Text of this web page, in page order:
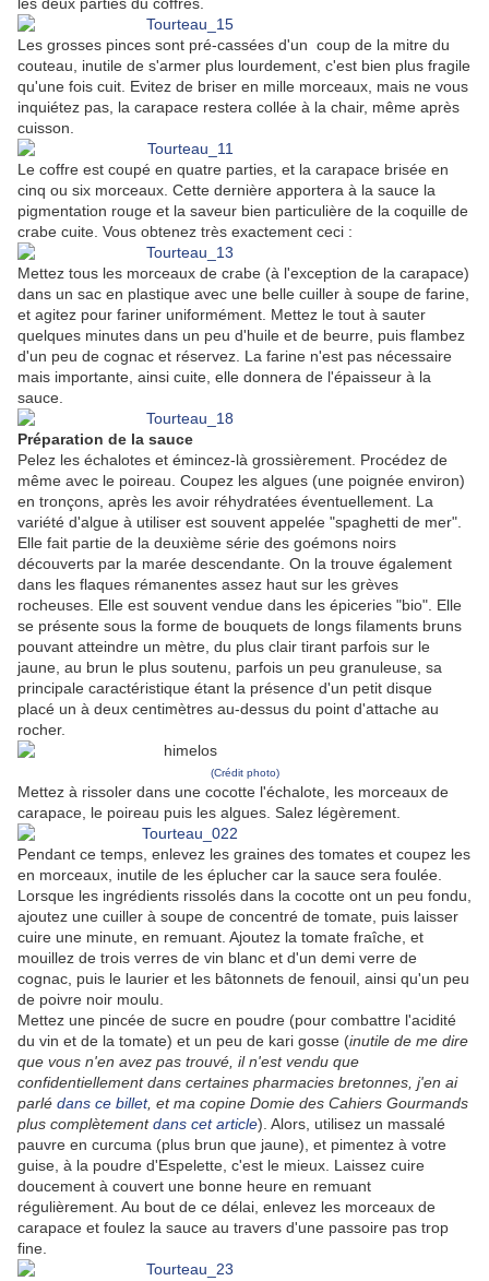
Les grosses pinces sont pré-cassées d'un coup de la mitre du
couteau, inutile de s'armer plus lourdement, c'est bien plus fragile
qu'une fois cuit. Evitez de briser en mille morceaux, mais ne vous
inquiétez pas, la carapace restera collée à la chair, même après
cuisson.
Le coffre est coupé en quatre parties, et la carapace brisée en
cinq ou six morceaux. Cette dernière apportera à la sauce la
pigmentation rouge et la saveur bien particulière de la coquille de
crabe cuite. Vous obtenez très exactement ceci :
Mettez tous les morceaux de crabe (à l'exception de la carapace)
dans un sac en plastique avec une belle cuiller à soupe de farine,
et agitez pour fariner uniformément. Mettez le tout à sauter
quelques minutes dans un peu d'huile et de beurre, puis flambez
d'un peu de cognac et réservez. La farine n'est pas nécessaire
mais importante, ainsi cuite, elle donnera de l'épaisseur à la
sauce.
Préparation de la sauce
Pelez les échalotes et émincez-là grossièrement. Procédez de
même avec le poireau. Coupez les algues (une poignée environ)
en tronçons, après les avoir réhydratées éventuellement. La
variété d'algue à utiliser est souvent appelée "spaghetti de mer".
Elle fait partie de la deuxième série des goémons noirs
découverts par la marée descendante. On la trouve également
dans les flaques rémanentes assez haut sur les grèves
rocheuses. Elle est souvent vendue dans les épiceries "bio". Elle
se présente sous la forme de bouquets de longs filaments bruns
pouvant atteindre un mètre, du plus clair tirant parfois sur le
jaune, au brun le plus soutenu, parfois un peu granuleuse, sa
principale caractéristique étant la présence d'un petit disque
placé un à deux centimètres au-dessus du point d'attache au
rocher.
(Crédit photo)
Mettez à rissoler dans une cocotte l'échalote, les morceaux de
carapace, le poireau puis les algues. Salez légèrement.
Pendant ce temps, enlevez les graines des tomates et coupez les
en morceaux, inutile de les éplucher car la sauce sera foulée.
Lorsque les ingrédients rissolés dans la cocotte ont un peu fondu,
ajoutez une cuiller à soupe de concentré de tomate, puis laisser
cuire une minute, en remuant. Ajoutez la tomate fraîche, et
mouillez de trois verres de vin blanc et d'un demi verre de
cognac, puis le laurier et les bâtonnets de fenouil, ainsi qu'un peu
de poivre noir moulu.
Mettez une pincée de sucre en poudre (pour combattre l'acidité
du vin et de la tomate) et un peu de kari gosse (inutile de me dire
que vous n'en avez pas trouvé, il n'est vendu que
confidentiellement dans certaines pharmacies bretonnes, j'en ai
parlé dans ce billet, et ma copine Domie des Cahiers Gourmands
plus complètementdans cet article). Alors, utilisez un massalé
pauvre en curcuma (plus brun que jaune), et pimentez à votre
guise, à la poudre d'Espelette, c'est le mieux. Laissez cuire
doucement à couvert une bonne heure en remuant
régulièrement. Au bout de ce délai, enlevez les morceaux de
carapace et foulez la sauce au travers d'une passoire pas trop
fine.